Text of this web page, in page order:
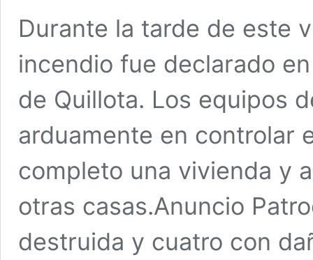
Durante la tarde de este
incendio fue declarado
de Quillota. Los equipos
arduamente en controlar
completo una vivienda y
otras casas.Anuncio
destruida y cuatro con